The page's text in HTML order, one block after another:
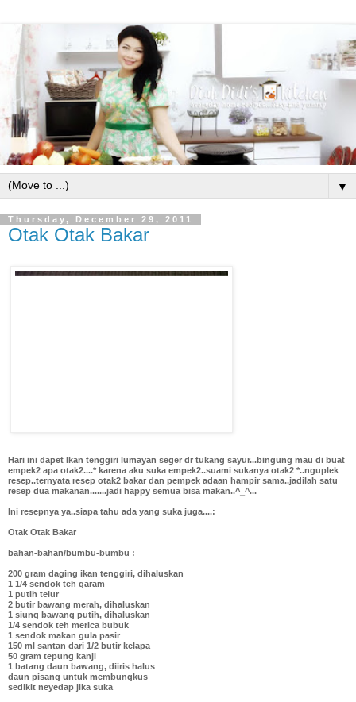
▼
Thursday, December 29, 2011
Otak Otak Bakar
Hari ini dapet Ikan tenggiri lumayan seger dr tukang sayur...bingung mau di buat
empek2 apa otak2....* karena aku suka empek2..suami sukanya otak2 *..nguplek
resep..ternyata resep otak2 bakar dan pempek adaan hampir sama..jadilah satu
resep dua makanan.......jadi happy semua bisa makan..^_^...
Ini resepnya ya..siapa tahu ada yang suka juga....:
Otak Otak Bakar
bahan-bahan/bumbu-bumbu :
200 gram daging ikan tenggiri, dihaluskan
1 1/4 sendok teh garam
1 putih telur
2 butir bawang merah, dihaluskan
1 siung bawang putih, dihaluskan
1/4 sendok teh merica bubuk
1 sendok makan gula pasir
150 ml santan dari 1/2 butir kelapa
50 gram tepung kanji
1 batang daun bawang, diiris halus
daun pisang untuk membungkus
sedikit neyedap jika suka